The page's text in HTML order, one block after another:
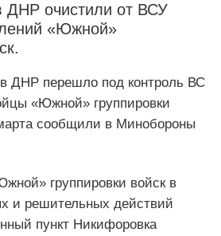
ДНР очистили от ВСУ
«Южной»
ДНР перешло под контроль ВС
«Южной» группировки
сообщили в Минобороны
группировки войск в
и решительных действий
пункт Никифоровка